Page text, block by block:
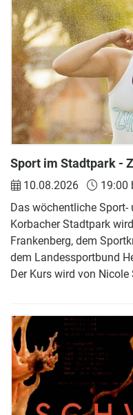
Sport im Stadtpark -
10.08.2026
19:00
Das wöchentliche
Korbacher Stadtpark
Frankenberg, dem
dem Landessportbund
Der Kurs wird von Nicole